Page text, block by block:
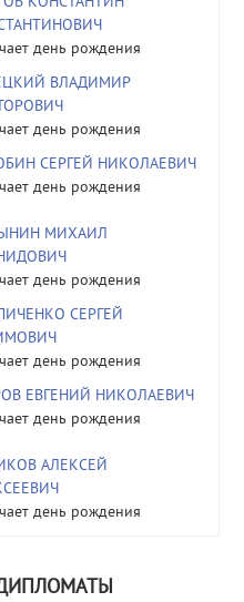
день рождения
ВЛАДИМИР
день рождения
СЕРГЕЙ НИКОЛАЕВИЧ
день рождения
МИХАИЛ
день рождения
СЕРГЕЙ
день рождения
ЕВГЕНИЙ НИКОЛАЕВИЧ
день рождения
АЛЕКСЕЙ
день рождения